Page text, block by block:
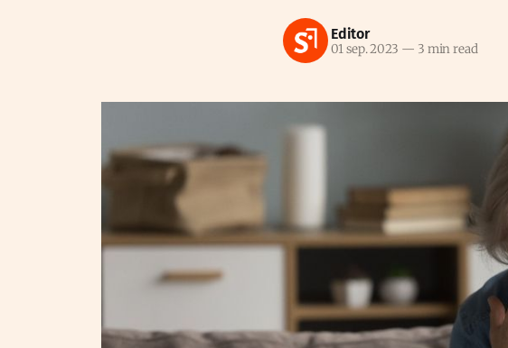
Editor
01 sep. 2023 — 3 min read